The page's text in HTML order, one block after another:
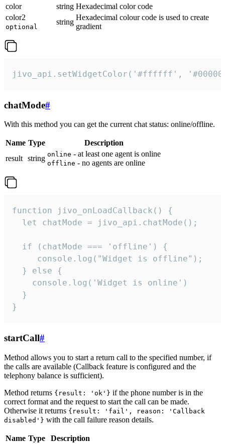
color
string Hexadecimal color code
color2
optional
string
Hexadecimal colour code is used to create
gradient
jivo_api.setWidgetColor('#ffffff',
chatMode#
With this method you can get the current chat status: online/offline.
Name Type
Description
result string online - at least one agent is online
offline - no agents are online
function jivo_onLoadCallback() {
  let chatMode = jivo_api.chatMode();
  if (chatMode === 'offline') {
     console.log("Widget is offline");
  } else {
    console.log('Widget is online')
  }
}
startCall#
Method allows you to start a return call to the specified number, if
the calls are available (Callback feature is configured and the
telephony balance is sufficient).
Method returns {result: 'ok'} if the phone number is in the
correct format and the request to start the call can be made.
Otherwise it returns {result: 'fail', reason: 'Callback
disabled'} with the call failure reason details.
Name Type
Description